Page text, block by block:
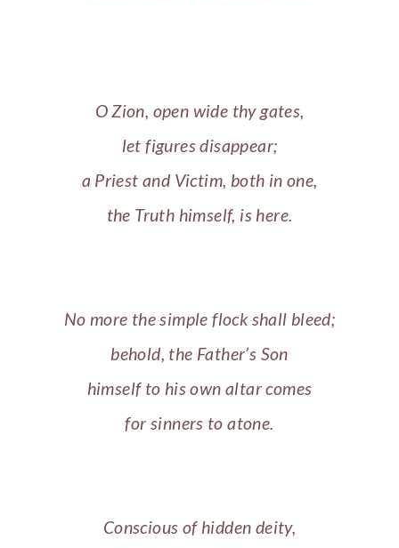
O Zion, open wide thy gates,
let figures disappear;
a Priest and Victim, both in one,
the Truth himself, is here.
No more the simple flock shall bleed;
behold, the Father’s Son
himself to his own altar comes
for sinners to atone.
Conscious of hidden deity,